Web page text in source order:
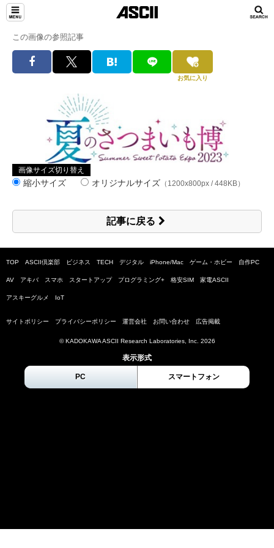
この画像の参照記事
お気に入り
画像サイズ切り替え
縮小サイズ オリジナルサイズ （1200x800px / 448KB）
記事に戻る
TOP ASCII倶楽部 ビジネス TECH デジタル iPhone/Mac ゲーム・ホビー 自作PC
AV アキバ スマホ スタートアップ プログラミング+ 格安SIM 家電ASCII
アスキーグルメ IoT
サイトポリシー プライバシーポリシー 運営会社 お問い合わせ 広告掲載
© KADOKAWA ASCII Research Laboratories, Inc. 2026
表示形式
PC スマートフォン